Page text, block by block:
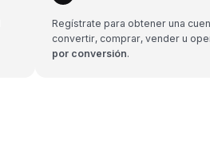
Regístrate para obtener una
convertir, comprar, vender u
por conversión.